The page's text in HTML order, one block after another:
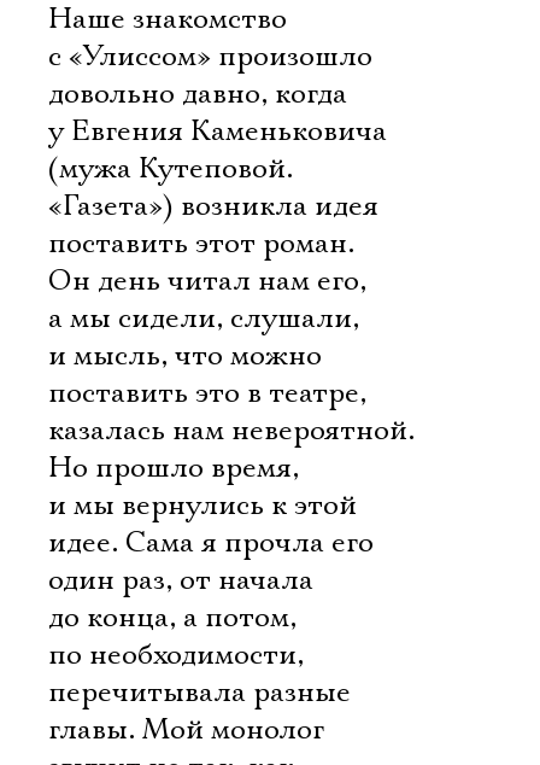
Наше знакомство
с «Улиссом» произошло
довольно давно, когда
у Евгения Каменьковича
(мужа Кутеповой. 
«Газета») возникла идея
поставить этот роман.
Он день читал нам его,
а мы сидели, слушали,
и мысль, что можно
поставить это в театре,
казалась нам невероятной.
Но прошло время,
и мы вернулись к этой
идее. Сама я прочла его
один раз, от начала
до конца, а потом,
по необходимости,
перечитывала разные
главы. Мой монолог